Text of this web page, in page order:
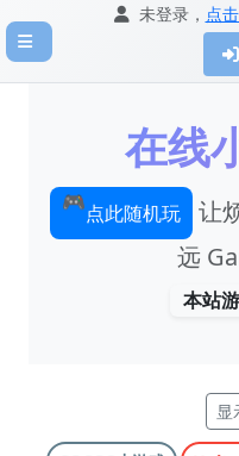
未登录， 点
在线
🎮点此随机玩 让
远
本站
显